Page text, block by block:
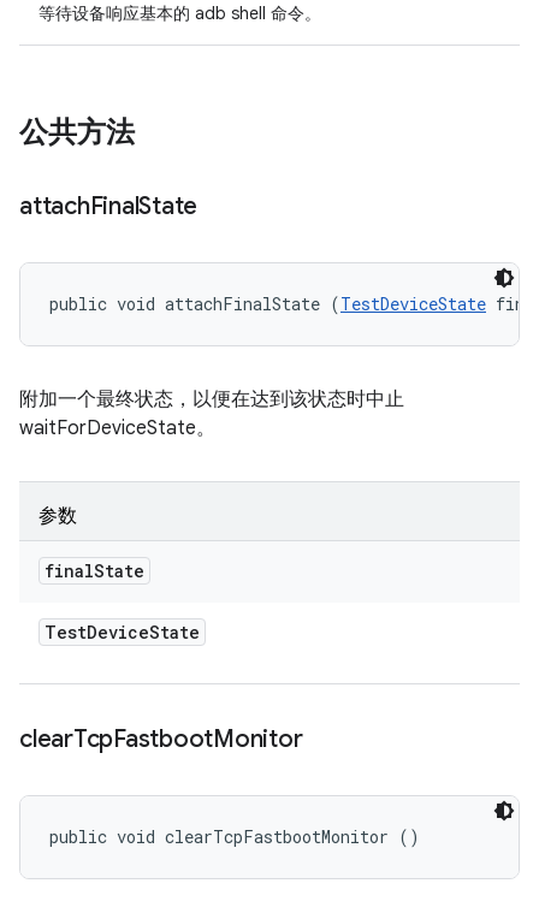
等待设备响应基本的 adb shell 命令。
公共方法
attachFinalState
public void attachFinalState (TestDeviceState
附加一个最终状态，以便在达到该状态时中止
waitForDeviceState。
参数
finalState
TestDeviceState
clearTcpFastbootMonitor
public void clearTcpFastbootMonitor ()